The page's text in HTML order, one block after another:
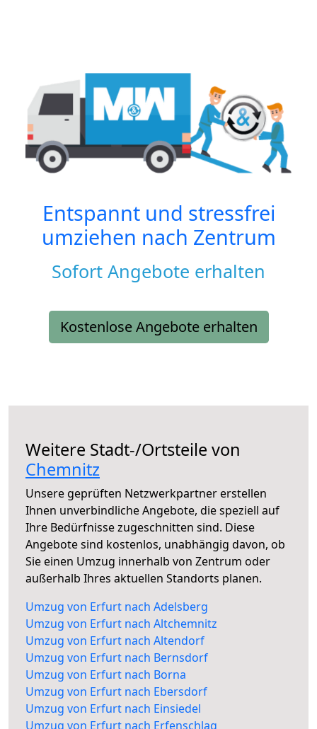
Entspannt und stressfrei
umziehen nach Zentrum
Sofort Angebote erhalten
Kostenlose Angebote erhalten
Weitere Stadt-/Ortsteile von
Chemnitz
Unsere geprüften Netzwerkpartner erstellen
Ihnen unverbindliche Angebote, die speziell auf
Ihre Bedürfnisse zugeschnitten sind. Diese
Angebote sind kostenlos, unabhängig davon, ob
Sie einen Umzug innerhalb von Zentrum oder
außerhalb Ihres aktuellen Standorts planen.
Umzug von Erfurt nach Adelsberg
Umzug von Erfurt nach Altchemnitz
Umzug von Erfurt nach Altendorf
Umzug von Erfurt nach Bernsdorf
Umzug von Erfurt nach Borna
Umzug von Erfurt nach Ebersdorf
Umzug von Erfurt nach Einsiedel
Umzug von Erfurt nach Erfenschlag